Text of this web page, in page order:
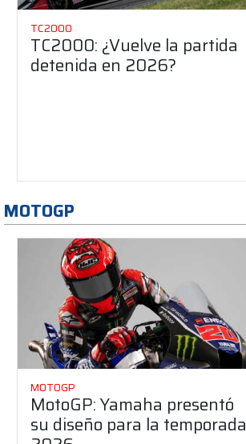
TC2000
TC2000: ¿Vuelve la partida
detenida en 2026?
MOTOGP
MOTOGP
MotoGP: Yamaha presentó
su diseño para la temporada